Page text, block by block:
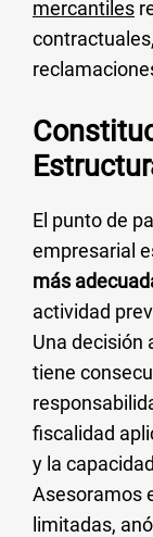
mercantiles
El punto de
empresarial
más
actividad
Una decisión
tiene
fiscalidad
y la
Asesoramos
limitadas,